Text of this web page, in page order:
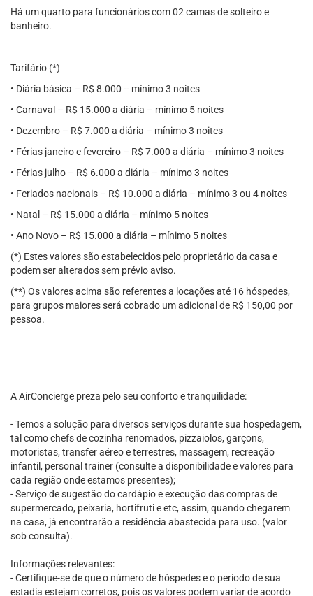
Há um quarto para funcionários com 02 camas de solteiro e
banheiro.
Tarifário (*)
• Diária básica – R$ 8.000 -- mínimo 3 noites
• Carnaval – R$ 15.000 a diária – mínimo 5 noites
• Dezembro – R$ 7.000 a diária – mínimo 3 noites
• Férias janeiro e fevereiro – R$ 7.000 a diária – mínimo 3 noites
• Férias julho – R$ 6.000 a diária – mínimo 3 noites
• Feriados nacionais – R$ 10.000 a diária – mínimo 3 ou 4 noites
• Natal – R$ 15.000 a diária – mínimo 5 noites
• Ano Novo – R$ 15.000 a diária – mínimo 5 noites
(*) Estes valores são estabelecidos pelo proprietário da casa e
podem ser alterados sem prévio aviso.
(**) Os valores acima são referentes a locações até 16 hóspedes,
para grupos maiores será cobrado um adicional de R$ 150,00 por
pessoa.
A AirConcierge preza pelo seu conforto e tranquilidade:
- Temos a solução para diversos serviços durante sua hospedagem,
tal como chefs de cozinha renomados, pizzaiolos, garçons,
motoristas, transfer aéreo e terrestres, massagem, recreação
infantil, personal trainer (consulte a disponibilidade e valores para
cada região onde estamos presentes);
- Serviço de sugestão do cardápio e execução das compras de
supermercado, peixaria, hortifruti e etc, assim, quando chegarem
na casa, já encontrarão a residência abastecida para uso. (valor
sob consulta).
Informações relevantes:
- Certifique-se de que o número de hóspedes e o período de sua
estadia estejam corretos, pois os valores podem variar de acordo